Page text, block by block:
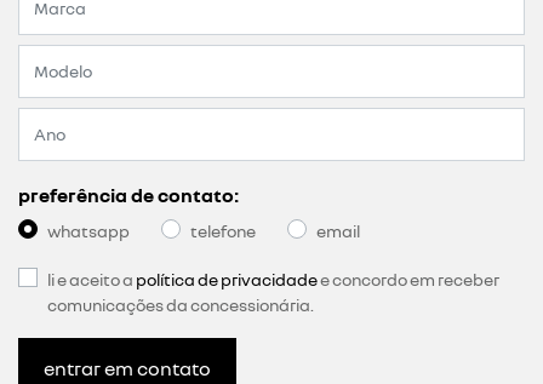
preferência de contato:
whatsapp telefone email
li e aceito a política de privacidadee concordo em receber
comunicações da concessionária.
entrar em contato